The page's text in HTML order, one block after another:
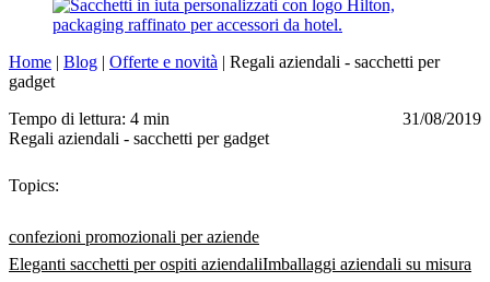
Home | Blog | Offerte e novità | Regali aziendali - sacchetti per
gadget
Tempo di lettura: 4 min
31/08/2019
Regali aziendali - sacchetti per gadget
Topics:
confezioni promozionali per aziende
Eleganti sacchetti per ospiti aziendaliImballaggi aziendali su misura